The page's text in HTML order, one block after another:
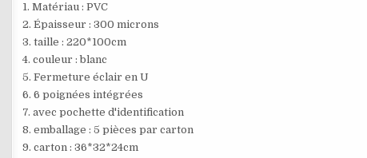
1. Matériau : PVC
2. Épaisseur : 300 microns
3. taille : 220*100cm
4. couleur : blanc
5. Fermeture éclair en U
6. 6 poignées intégrées
7. avec pochette d'identification
8. emballage : 5 pièces par carton
9. carton : 36*32*24cm